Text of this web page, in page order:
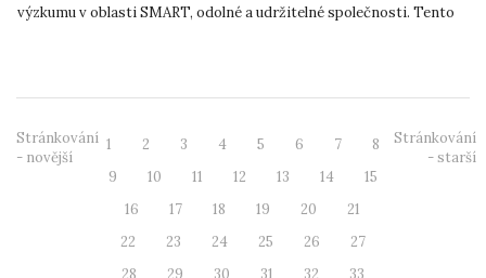
výzkumu v oblasti SMART, odolné a udržitelné společnosti. Tento
Stránkování
- novější
1 2 3 4 5 6 7
8
9
10 11 12 13 14
15
16
17 18 19 20
21
22
23 24 25 26
27
28
29 30 31 32
33
Stránkování
- starší